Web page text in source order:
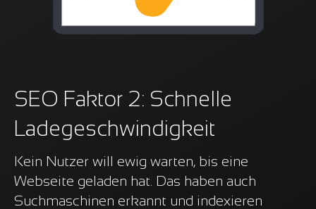
SEO Faktor 2: Schnelle
Ladegeschwindigkeit
Kein Nutzer will ewig warten, bis eine
Webseite geladen hat. Das haben auch
Suchmaschinen erkannt und indexieren